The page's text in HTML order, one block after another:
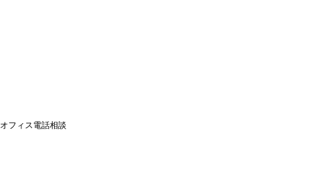
オフィス電話相談